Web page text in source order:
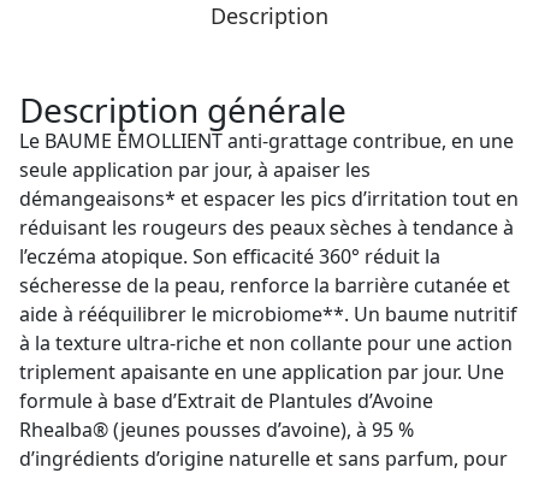
Description
Description générale
Le BAUME ÉMOLLIENT anti-grattage contribue, en une
seule application par jour, à apaiser les
démangeaisons* et espacer les pics d’irritation tout en
réduisant les rougeurs des peaux sèches à tendance à
l’eczéma atopique. Son efficacité 360° réduit la
sécheresse de la peau, renforce la barrière cutanée et
aide à rééquilibrer le microbiome**. Un baume nutritif
à la texture ultra-riche et non collante pour une action
triplement apaisante en une application par jour. Une
formule à base d’Extrait de Plantules d’Avoine
Rhealba® (jeunes pousses d’avoine), à 95 %
d’ingrédients d’origine naturelle et sans parfum, pour